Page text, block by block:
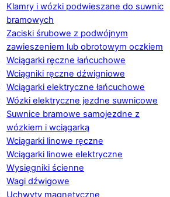
Klamry i wózki podwieszane do suwnic
bramowych
Zaciski śrubowe z podwójnym
zawieszeniem lub obrotowym oczkiem
Wciągarki ręczne łańcuchowe
Wciągniki ręczne dźwigniowe
Wciągarki elektryczne łańcuchowe
Wózki elektryczne jezdne suwnicowe
Suwnice bramowe samojezdne z
wózkiem i wciągarką
Wciągarki linowe ręczne
Wciągarki linowe elektryczne
Wysięgniki ścienne
Wagi dźwigowe
Uchwyty magnetyczne